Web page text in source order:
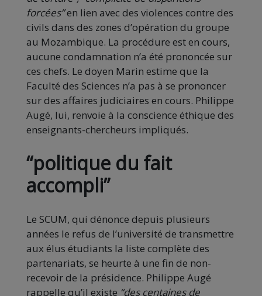
forcées”en lien avec des violences contre des
civils dans des zones d’opération du groupe
au Mozambique. La procédure est en cours,
aucune condamnation n’a été prononcée sur
ces chefs. Le doyen Marin estime que la
Faculté des Sciences n’a pas à se prononcer
sur des affaires judiciaires en cours. Philippe
Augé, lui, renvoie à la conscience éthique des
enseignants-chercheurs impliqués.
“politique du fait
accompli”
Le SCUM, qui dénonce depuis plusieurs
années le refus de l’université de transmettre
aux élus étudiants la liste complète des
partenariats, se heurte à une fin de non-
recevoir de la présidence. Philippe Augé
rappelle qu’il existe “des centaines de